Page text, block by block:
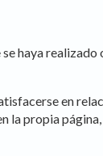
haya realizado
en
la propia